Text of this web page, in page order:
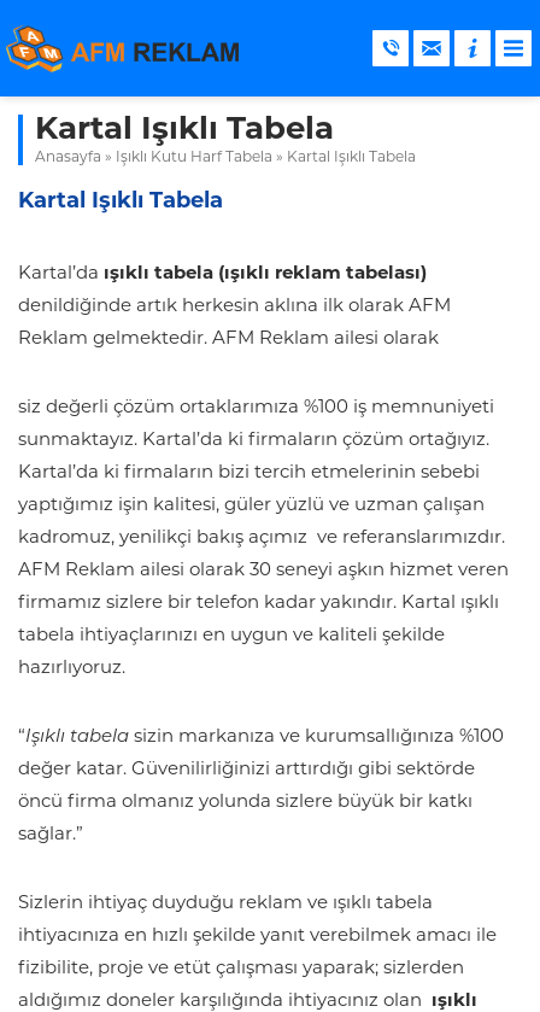
Kartal Işıklı Tabela
Anasayfa » Işıklı Kutu Harf Tabela » Kartal Işıklı Tabela
Kartal Işıklı Tabela
Kartal’da ışıklı tabela (ışıklı reklam tabelası)
denildiğinde artık herkesin aklına ilk olarak AFM
Reklam gelmektedir. AFM Reklam ailesi olarak
siz değerli çözüm ortaklarımıza %100 iş memnuniyeti
sunmaktayız. Kartal’da ki firmaların çözüm ortağıyız.
Kartal’da ki firmaların bizi tercih etmelerinin sebebi
yaptığımız işin kalitesi, güler yüzlü ve uzman çalışan
kadromuz, yenilikçi bakış açımız ve referanslarımızdır.
AFM Reklam ailesi olarak 30 seneyi aşkın hizmet veren
firmamız sizlere bir telefon kadar yakındır. Kartal ışıklı
tabela ihtiyaçlarınızı en uygun ve kaliteli şekilde
hazırlıyoruz.
“Işıklı tabela sizin markanıza ve kurumsallığınıza %100
değer katar. Güvenilirliğinizi arttırdığı gibi sektörde
öncü firma olmanız yolunda sizlere büyük bir katkı
sağlar.”
Sizlerin ihtiyaç duyduğu reklam ve ışıklı tabela
ihtiyacınıza en hızlı şekilde yanıt verebilmek amacı ile
fizibilite, proje ve etüt çalışması yaparak; sizlerden
aldığımız doneler karşılığında ihtiyacınız olan ışıklı